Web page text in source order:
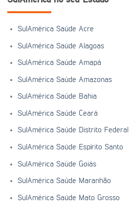
SulAmérica Saúde Acre
SulAmérica Saúde Alagoas
SulAmérica Saúde Amapá
SulAmérica Saúde Amazonas
SulAmérica Saúde Bahia
SulAmérica Saúde Ceará
SulAmérica Saúde Distrito Federal
SulAmérica Saúde Espírito Santo
SulAmérica Saúde Goiás
SulAmérica Saúde Maranhão
SulAmérica Saúde Mato Grosso